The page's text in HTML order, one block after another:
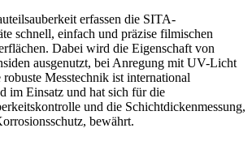
erfassen die SITA-
schnell, einfach und präzise filmischen
Dabei wird die Eigenschaft von
ausgenutzt, bei Anregung mit UV-Licht
Messtechnik ist international
im Einsatz und hat sich für die
und die Schichtdickenmessung,
bewährt.